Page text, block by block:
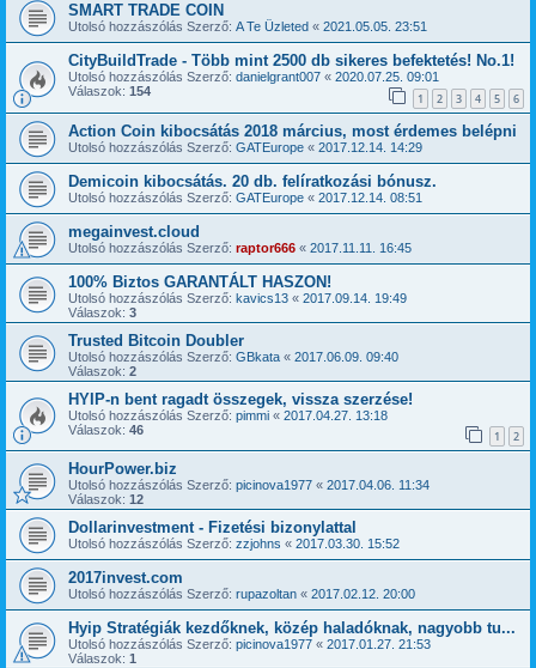
SMART TRADE COIN
Utolsó hozzászólás Szerző: A Te Üzleted « 2021.05.05. 23:51
CityBuildTrade - Több mint 2500 db sikeres befektetés! No.1!
Utolsó hozzászólás Szerző: danielgrant007 « 2020.07.25. 09:01
Válaszok: 154 1 2 3 4 5 6
Action Coin kibocsátás 2018 március, most érdemes belépni
Utolsó hozzászólás Szerző: GATEurope « 2017.12.14. 14:29
Demicoin kibocsátás. 20 db. felíratkozási bónusz.
Utolsó hozzászólás Szerző: GATEurope « 2017.12.14. 08:51
megainvest.cloud
Utolsó hozzászólás Szerző: raptor666 « 2017.11.11. 16:45
100% Biztos GARANTÁLT HASZON!
Utolsó hozzászólás Szerző: kavics13 « 2017.09.14. 19:49
Válaszok: 3
Trusted Bitcoin Doubler
Utolsó hozzászólás Szerző: GBkata « 2017.06.09. 09:40
Válaszok: 2
HYIP-n bent ragadt összegek, vissza szerzése!
Utolsó hozzászólás Szerző: pimmi « 2017.04.27. 13:18
Válaszok: 46 1 2
HourPower.biz
Utolsó hozzászólás Szerző: picinova1977 « 2017.04.06. 11:34
Válaszok: 12
Dollarinvestment - Fizetési bizonylattal
Utolsó hozzászólás Szerző: zzjohns « 2017.03.30. 15:52
2017invest.com
Utolsó hozzászólás Szerző: rupazoltan « 2017.02.12. 20:00
Hyip Stratégiák kezdőknek, közép haladóknak, nagyobb tu...
Utolsó hozzászólás Szerző: picinova1977 « 2017.01.27. 21:53
Válaszok: 1